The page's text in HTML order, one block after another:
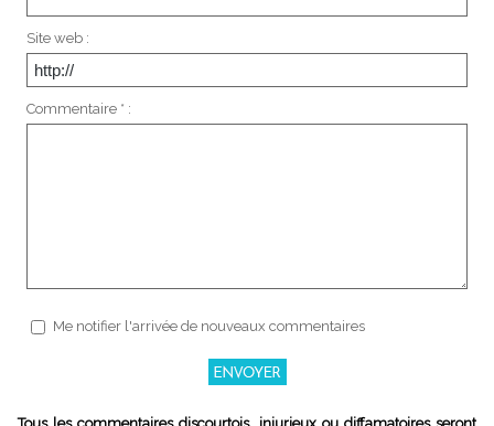
Site web :
Commentaire * :
Me notifier l'arrivée de nouveaux commentaires